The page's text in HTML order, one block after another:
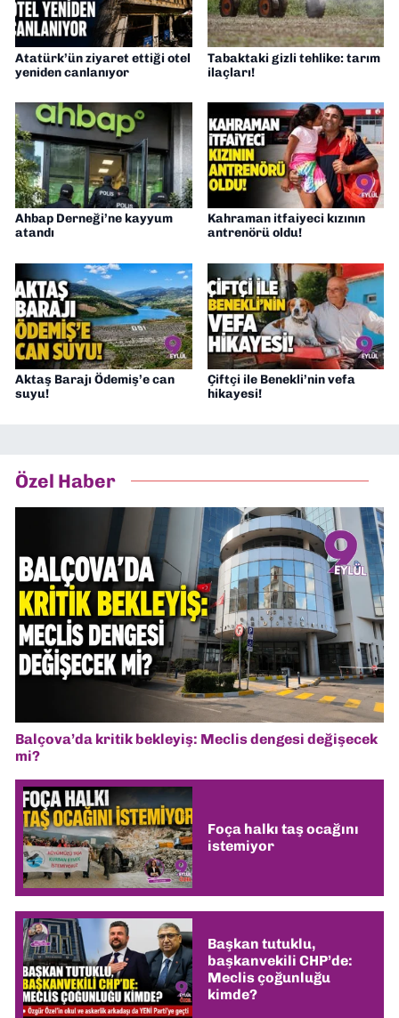
Atatürk’ün ziyaret ettiği otel
yeniden canlanıyor
Tabaktaki gizli tehlike: tarım
ilaçları!
Ahbap Derneği’ne kayyum
atandı
Kahraman itfaiyeci kızının
antrenörü oldu!
Aktaş Barajı Ödemiş’e can
suyu!
Çiftçi ile Benekli’nin vefa
hikayesi!
Özel Haber
Balçova’da kritik bekleyiş: Meclis dengesi değişecek
mi?
Foça halkı taş ocağını
istemiyor
Başkan tutuklu,
başkanvekili CHP’de:
Meclis çoğunluğu
kimde?